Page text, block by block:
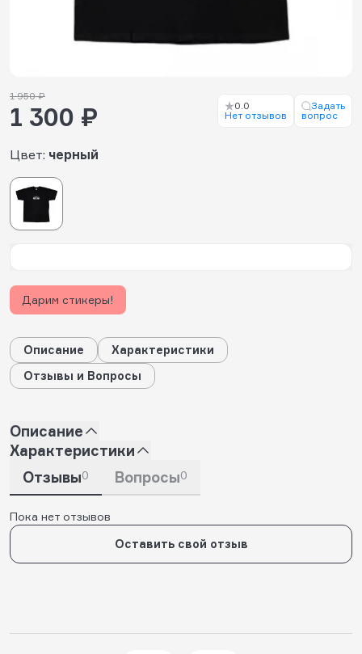
Цвет: черный
1 950 ₽
1 300 ₽
0.0
Нет отзывов
Задать
вопрос
Дарим стикеры!
Описание
Характеристики
Отзывы и Вопросы
Описание
Характеристики
Отзывы0 Вопросы0
Пока нет отзывов
Оставить свой отзыв